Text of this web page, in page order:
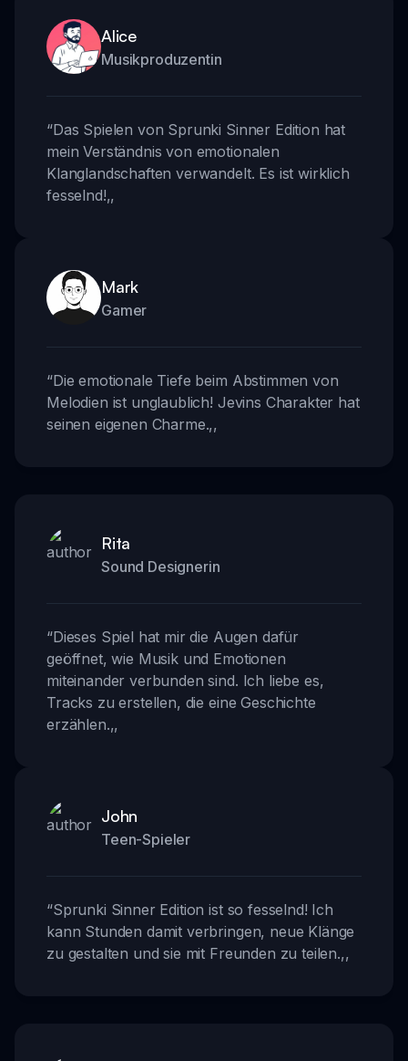
Alice
Musikproduzentin
“Das Spielen von Sprunki Sinner Edition hat
mein Verständnis von emotionalen
Klanglandschaften verwandelt. Es ist wirklich
fesselnd!,,
Mark
Gamer
“Die emotionale Tiefe beim Abstimmen von
Melodien ist unglaublich! Jevins Charakter hat
seinen eigenen Charme.,,
Rita
Sound Designerin
“Dieses Spiel hat mir die Augen dafür
geöffnet, wie Musik und Emotionen
miteinander verbunden sind. Ich liebe es,
Tracks zu erstellen, die eine Geschichte
erzählen.,,
John
Teen-Spieler
“Sprunki Sinner Edition ist so fesselnd! Ich
kann Stunden damit verbringen, neue Klänge
zu gestalten und sie mit Freunden zu teilen.,,